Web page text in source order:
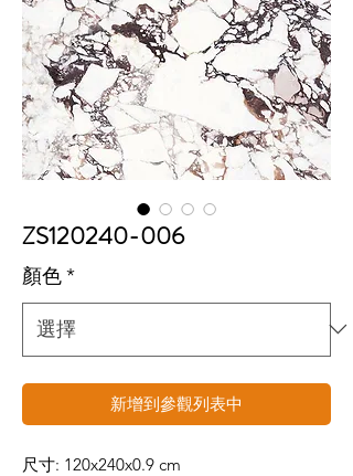
ZS120240-006
顏色*
新增到參觀列表中
尺寸: 120x240x0.9 cm